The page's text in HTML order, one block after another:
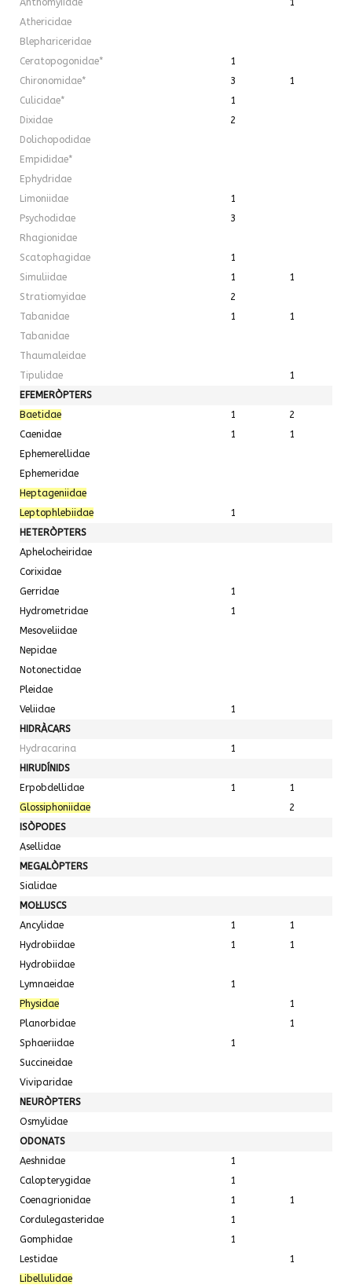
Anthomyiidae 1
Athericidae
Blephariceridae
Ceratopogonidae*
1
Chironomidae*
3 1
Culicidae*
1
Dixidae
2
Dolichopodidae
Empididae*
Ephydridae
Limoniidae
1
Psychodidae
3
Rhagionidae
Scatophagidae
1
Simuliidae
1 1
Stratiomyidae
2
Tabanidae
1 1
Tabanidae
Thaumaleidae
Tipulidae
1
EFEMERÒPTERS
Baetidae
1 2
Caenidae
1 1
Ephemerellidae
Ephemeridae
Heptageniidae
Leptophlebiidae
1
HETERÒPTERS
Aphelocheiridae
Corixidae
Gerridae
1
Hydrometridae
1
Mesoveliidae
Nepidae
Notonectidae
Pleidae
Veliidae
1
HIDRÀCARS
Hydracarina
1
HIRUDÍNIDS
Erpobdellidae
1
1
Glossiphoniidae
2
ISÒPODES
Asellidae
MEGALÒPTERS
Sialidae
MOL·LUSCS
Ancylidae
1 1
Hydrobiidae
1 1
Hydrobiidae
Lymnaeidae
1
Physidae
1
Planorbidae
1
Sphaeriidae
1
Succineidae
Viviparidae
NEURÒPTERS
Osmylidae
ODONATS
Aeshnidae
1
Calopterygidae
1
Coenagrionidae
1
1
Cordulegasteridae
1
Gomphidae
1
Lestidae
1
Libellulidae